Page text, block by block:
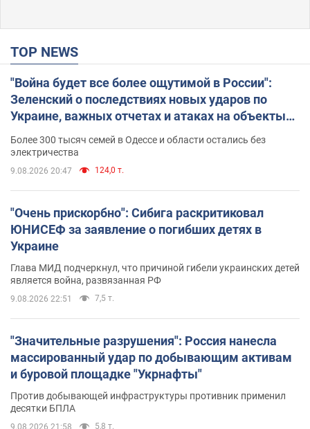
TOP NEWS
"Война будет все более ощутимой в России":
Зеленский о последствиях новых ударов по
Украине, важных отчетах и атаках на объекты
противника. Видео
Более 300 тысяч семей в Одессе и области остались без
электричества
9.08.2026 20:47 124,0 т.
"Очень прискорбно": Сибига раскритиковал
ЮНИСЕФ за заявление о погибших детях в
Украине
Глава МИД подчеркнул, что причиной гибели украинских детей
является война, развязанная РФ
9.08.2026 22:51 7,5 т.
"Значительные разрушения": Россия нанесла
массированный удар по добывающим активам
и буровой площадке "Укрнафты"
Против добывающей инфраструктуры противник применил
десятки БПЛА
9.08.2026 21:58 5,8 т.